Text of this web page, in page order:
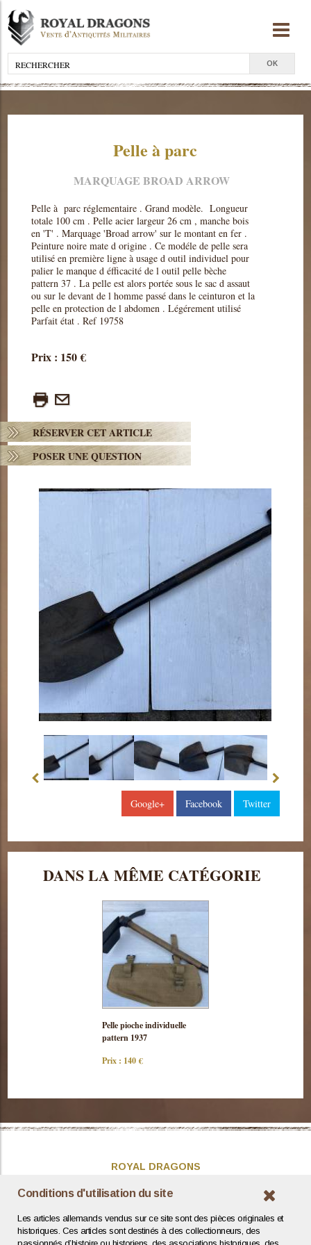
Conditions d'utilisation du site
Les articles allemands vendus sur ce site sont des pièces originales et
historiques. Ces articles sont destinés à des collectionneurs, des
Pelle à parc
MARQUAGE BROAD ARROW
Pelle à parc réglementaire . Grand modèle. Longueur
totale 100 cm . Pelle acier largeur 26 cm , manche bois
en 'T' . Marquage 'Broad arrow' sur le montant en fer .
Peinture noire mate d origine . Ce modéle de pelle sera
utilisé en première ligne à usage d outil individuel pour
palier le manque d éfficacité de l outil pelle bèche
pattern 37 . La pelle est alors portée sous le sac d assaut
ou sur le devant de l homme passé dans le ceinturon et la
pelle en protection de l abdomen . Légérement utilisé
Parfait état . Ref 19758
Prix : 150 €
RÉSERVER CET ARTICLE
POSER UNE QUESTION
Google+ Facebook Twitter
DANS LA MÊME CATÉGORIE
Consulter
cette pièce
Pelle pioche individuelle
pattern 1937
Prix : 140 €
ROYAL DRAGONS
Présentation
Contact / Coordonnées